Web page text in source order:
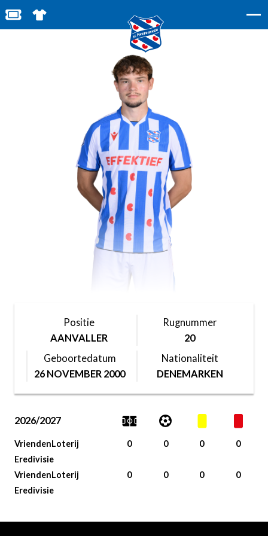
BESTEL JOUW TICKETS
SHOP IN DE FEANSTORE
Positie
AANVALLER
Rugnummer
20
Geboortedatum
26 NOVEMBER 2000
Nationaliteit
DENEMARKEN
2026/2027
VriendenLoterij
Eredivisie
0 0 0 0
VriendenLoterij
Eredivisie
0 0 0 0